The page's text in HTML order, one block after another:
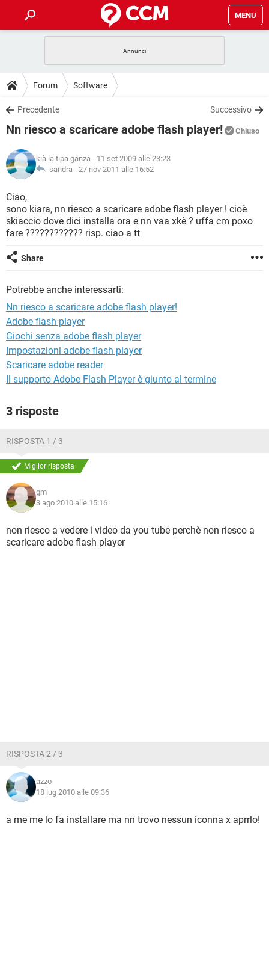
MENU
INTRATTENIMENTO
iOS
INSTAGRAM WHATSAPP
TIKTOK
HARDWARE
GUIDE
COVID-19
INSTAGRAM WHATSAPP
TIKTOK
HARDWARE
DOWNLOAD
COVID-19 GAMING
INTRATTENIMENTO
iOS WINDOWS 10
INSTAGRAM
TIKTOK FACEBOOK
HARDWARE
COVID-19 GAMING
INTRATTENIMENTO
iOS
INSTAGRAM WHATSAPP
HARDWARE
GLOSSARIO
COVID-19
INTRATTENIMENTO ANDROID
iOS
INSTAGRAM
HARDWARE
Forum Software
Precedente Successivo
Nn riesco a scaricare adobe flash player! Chiuso
kià la tipa ganza - 11 set 2009 alle 23:23
sandra - 27 nov 2011 alle 16:52
Ciao,
sono kiara, nn riesco a scaricare adobe flash player ! cioè
skiaccio dove dici installa ora e nn vaa xkè ? uffa cm poxo
fare ???????????? risp. ciao a tt
Share
Potrebbe anche interessarti:
Nn riesco a scaricare adobe flash player!
Adobe flash player
Giochi senza adobe flash player
Impostazioni adobe flash player
Scaricare adobe reader
Il supporto Adobe Flash Player è giunto al termine
3 risposte
RISPOSTA 1 / 3
Miglior risposta
gm
3 ago 2010 alle 15:16
non riesco a vedere i video da you tube perchè non riesco a
scaricare adobe flash player
RISPOSTA 2 / 3
azzo
18 lug 2010 alle 09:36
a me me lo fa installare ma nn trovo nessun iconna x aprrlo!